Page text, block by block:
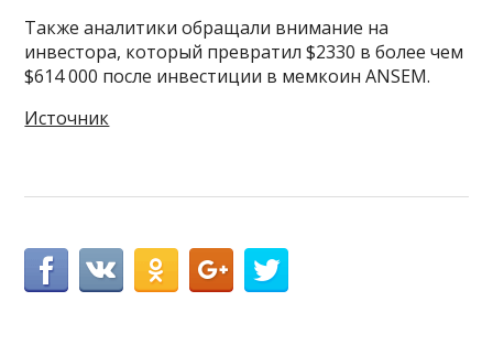
Также аналитики обращали внимание на
инвестора, который превратил $2330 в более чем
$614 000 после инвестиции в мемкоин ANSEM.
Источник